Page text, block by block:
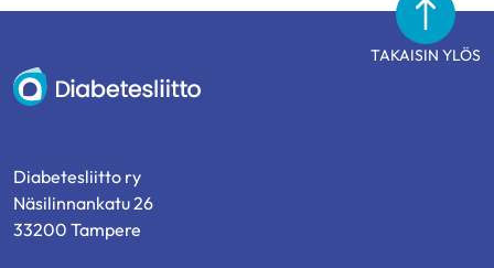
TAKAISIN YLÖS
Diabetesliitto
Diabetesliitto ry
Näsilinnankatu 26
33200 Tampere